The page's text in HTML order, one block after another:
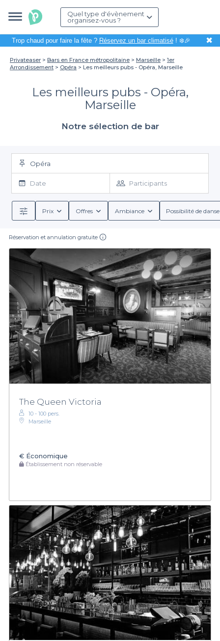
Quel type d'évènement
organisez-vous ?
Trop chaud pour faire la fête ? Réservez un bar climatisé! ❄️🎉 ✖
Privateaser Bars en France métropolitaine Marseille
1er
Arrondissement
Opéra Les meilleurs pubs - Opéra, Marseille
Les meilleurs pubs - Opéra,
Marseille
Notre sélection de bar
Opéra
Date Participants
Prix Offres Ambiance Possibilité de
Réservation et annulation gratuite
The Queen Victoria
10 - 100 pers.
Marseille
€ Économique
Établissement non réservable